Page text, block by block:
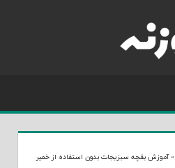
»آموزش بقچه سبزیجات بدون استفاده از خمیر